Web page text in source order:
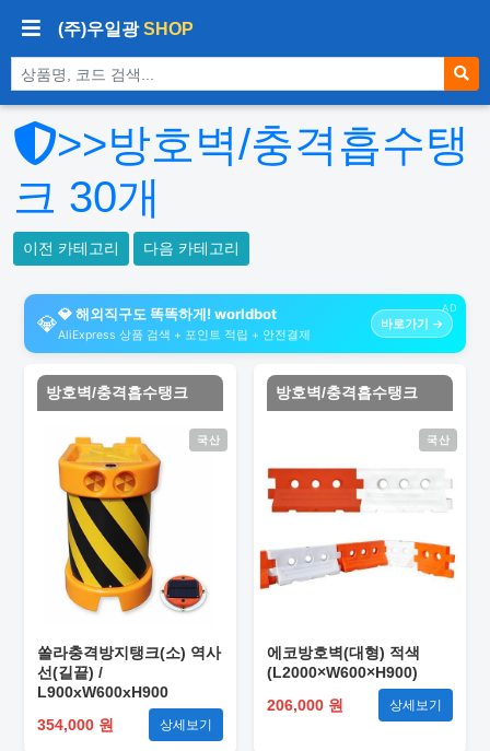
(주)우일광SHOP
상품 검색
>>방호벽/충격흡수탱
크 30개
이전 카테고리 다음 카테고리
AD
💎💎 해외직구도 똑똑하게! worldbot
AliExpress 상품 검색 + 포인트 적립 + 안전결제
바로가기 →
방호벽/충격흡수탱크
국산
쏠라충격방지탱크(소) 역사
선(길끝) /
L900xW600xH900
354,000 원
상세보기
방호벽/충격흡수탱크
국산
에코방호벽(대형) 적색
(L2000×W600×H900)
206,000 원
상세보기